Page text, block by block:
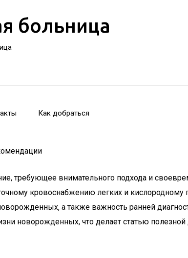
больница
Как добраться
требующее внимательного подхода и
кровоснабжению легких и
а также важность ранней
новорожденных, что делает статью